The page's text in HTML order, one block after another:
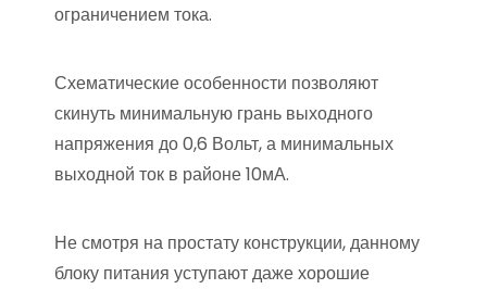
ограничением тока.
Схематические особенности позволяют
скинуть минимальную грань выходного
напряжения до 0,6 Вольт, а минимальных
выходной ток в районе 10мА.
Не смотря на простату конструкции, данному
блоку питания уступают даже хорошие